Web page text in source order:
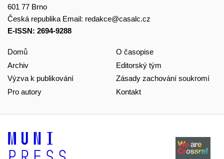
601 77 Brno
Česká republika Email: redakce@casalc.cz
E-ISSN: 2694-9288
Domů
Archiv
Výzva k publikování
Pro autory
O časopise
Editorský tým
Zásady zachování soukromí
Kontakt